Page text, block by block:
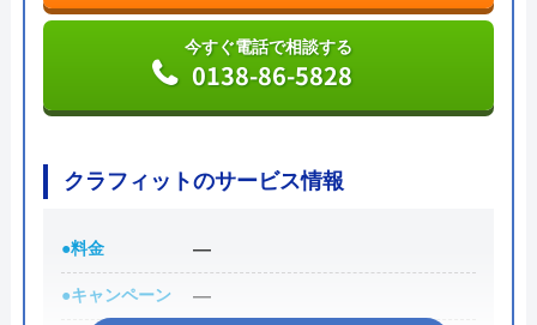
今すぐ電話で相談する
0120-190-084
今すぐ電話で相談する
0138-86-5828
クラフィットのサービス情報
●料金 ―
●キャンペーン ―